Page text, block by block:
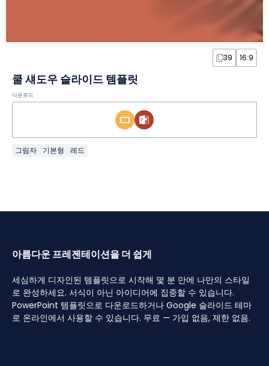
39 16:9
쿨 섀도우 슬라이드 템플릿
다운로드
그림자 기본형 레드
아름다운 프레젠테이션을 더 쉽게
세심하게 디자인된 템플릿으로 시작해 몇 분 만에 나만의 스타일
로 완성하세요. 서식이 아닌 아이디어에 집중할 수 있습니다.
PowerPoint 템플릿으로 다운로드하거나 Google 슬라이드 테마
로 온라인에서 사용할 수 있습니다. 무료 — 가입 없음, 제한 없음.